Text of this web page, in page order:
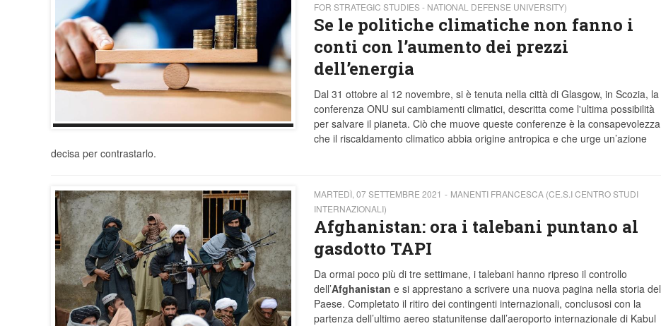
FOR STRATEGIC STUDIES - NATIONAL DEFENSE UNIVERSITY)
Se le politiche climatiche non fanno i
conti con l’aumento dei prezzi
dell’energia
Dal 31 ottobre al 12 novembre, si è tenuta nella città di Glasgow, in Scozia, la
conferenza ONU sui cambiamenti climatici, descritta come l'ultima possibilità
per salvare il pianeta. Ciò che muove queste conferenze è la consapevolezza
che il riscaldamento climatico abbia origine antropica e che urge un’azione
decisa per contrastarlo.
MARTEDÌ, 07 SETTEMBRE 2021
MANENTI FRANCESCA (CE.S.I CENTRO STUDI
INTERNAZIONALI)
Afghanistan: ora i talebani puntano al
gasdotto TAPI
Da ormai poco più di tre settimane, i talebani hanno ripreso il controllo
dell’Afghanistan e si apprestano a scrivere una nuova pagina nella storia del
Paese. Completato il ritiro dei contingenti internazionali, conclusosi con la
partenza dell’ultimo aereo statunitense dall’aeroporto internazionale di Kabul